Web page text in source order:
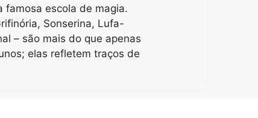
famosa escola de magia.
Sonserina, Lufa-
– são mais do que apenas
elas refletem traços de